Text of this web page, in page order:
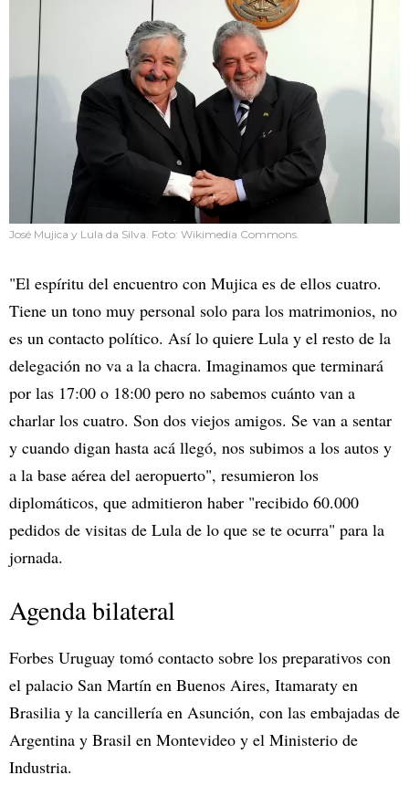
José Mujica y Lula da Silva. Foto: Wikimedia Commons.
"El espíritu del encuentro con Mujica es de ellos cuatro.
Tiene un tono muy personal solo para los matrimonios, no
es un contacto político. Así lo quiere Lula y el resto de la
delegación no va a la chacra. Imaginamos que terminará
por las 17:00 o 18:00 pero no sabemos cuánto van a
charlar los cuatro. Son dos viejos amigos. Se van a sentar
y cuando digan hasta acá llegó, nos subimos a los autos y
a la base aérea del aeropuerto", resumieron los
diplomáticos, que admitieron haber "recibido 60.000
pedidos de visitas de Lula de lo que se te ocurra" para la
jornada.
Agenda bilateral
Forbes Uruguay tomó contacto sobre los preparativos con
el palacio San Martín en Buenos Aires, Itamaraty en
Brasilia y la cancillería en Asunción, con las embajadas de
Argentina y Brasil en Montevideo y el Ministerio de
Industria.